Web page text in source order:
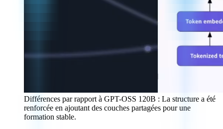
Différences par rapport à GPT-OSS 120B : La structure a été
renforcée en ajoutant des couches partagées pour une
formation stable.